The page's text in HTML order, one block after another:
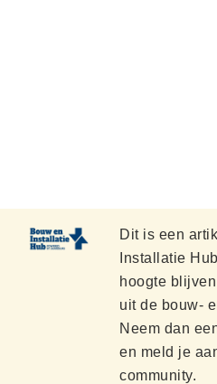
Dit is een
Installatie
hoogte
uit de bouw-
Neem dan
en meld je
community.